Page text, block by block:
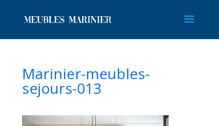
Marinier-meubles-
sejours-013